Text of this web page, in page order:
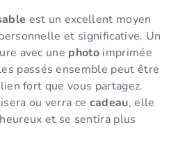
est un excellent moyen
et significative. Un
avec une photo imprimée
passés ensemble peut être
fort que vous partagez.
ou verra ce cadeau, elle
et se sentira plus